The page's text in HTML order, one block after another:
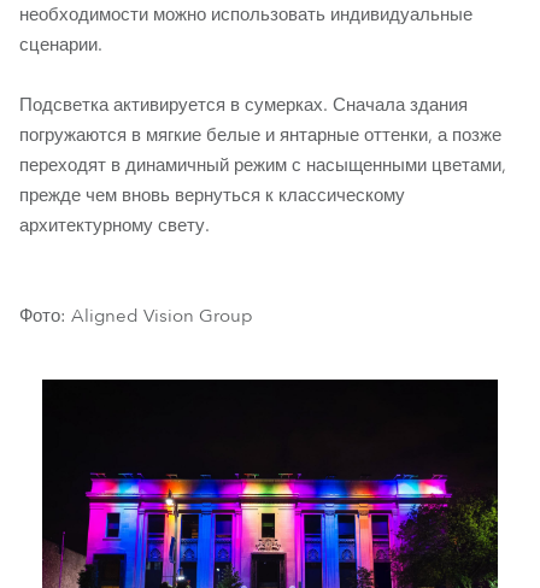
необходимости можно использовать индивидуальные
сценарии.
Подсветка активируется в сумерках. Сначала здания
погружаются в мягкие белые и янтарные оттенки, а позже
переходят в динамичный режим с насыщенными цветами,
прежде чем вновь вернуться к классическому
архитектурному свету.
Фото: Aligned Vision Group